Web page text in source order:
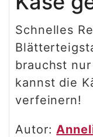
Schnelles
brauchst
kannst die
verfeinern!
Autor: